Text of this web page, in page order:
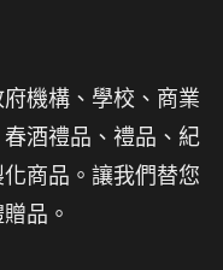
機構、學校、商業
酒禮品、禮品、紀
商品。讓我們替您
品。